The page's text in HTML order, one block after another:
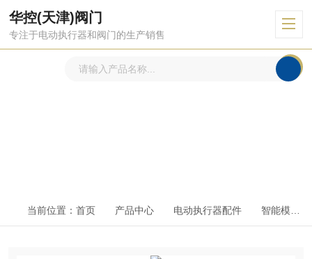
华控(天津)阀门
专注于电动执行器和阀门的生产销售
当前位置： 首页 产品中心 电动执行器配件 智能模块